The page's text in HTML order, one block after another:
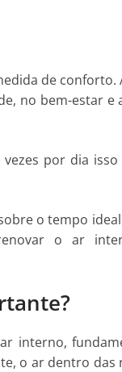
de conforto.
no bem-estar e
por dia
o tempo
o ar
interno,
o ar dentro das